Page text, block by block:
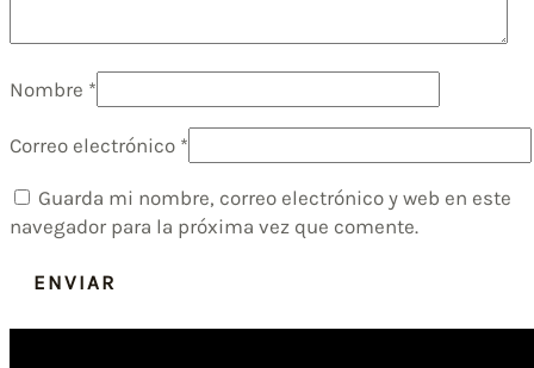
Nombre *
Correo electrónico *
Guarda mi nombre, correo electrónico y web en este
navegador para la próxima vez que comente.